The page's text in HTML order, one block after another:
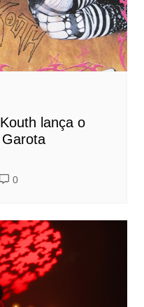
lança o
0